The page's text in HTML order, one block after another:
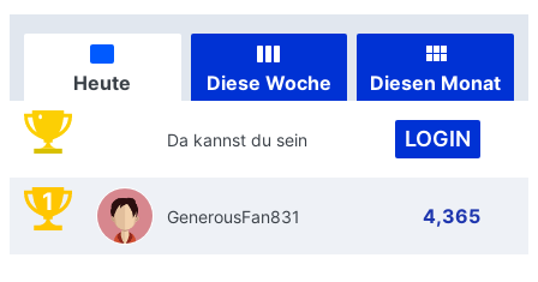
Heute Diese Woche Diesen Monat
Da kannst du sein LOGIN
1 GenerousFan831 4,365